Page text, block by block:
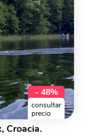
- 48%
consultar
precio
Croacia.